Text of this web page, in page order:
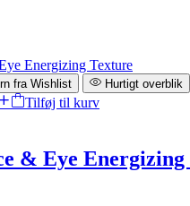
fra Wishlist
Hurtigt overblik
Tilføj til kurv
& Eye